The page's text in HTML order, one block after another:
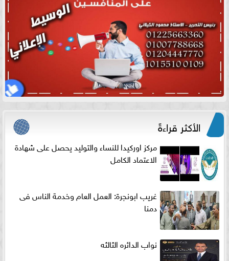
الأكثر قراءةً
مركز اوركيدا للنساء والتوليد يحصل على شهادة
الاعتماد الكامل
غريب ابونجرة: العمل العام وخدمة الناس فى
دمنا
نواب الدائره الثالثه